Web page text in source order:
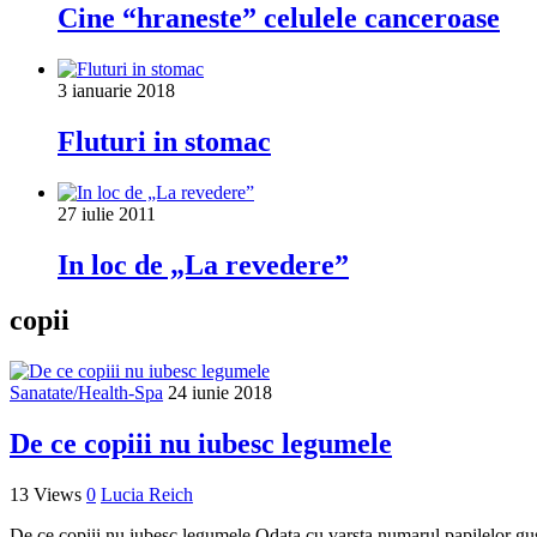
Cine “hraneste” celulele canceroase
3 ianuarie 2018
Fluturi in stomac
27 iulie 2011
In loc de „La revedere”
copii
Sanatate/Health-Spa 24 iunie 2018
De ce copiii nu iubesc legumele
13 Views 0 Lucia Reich